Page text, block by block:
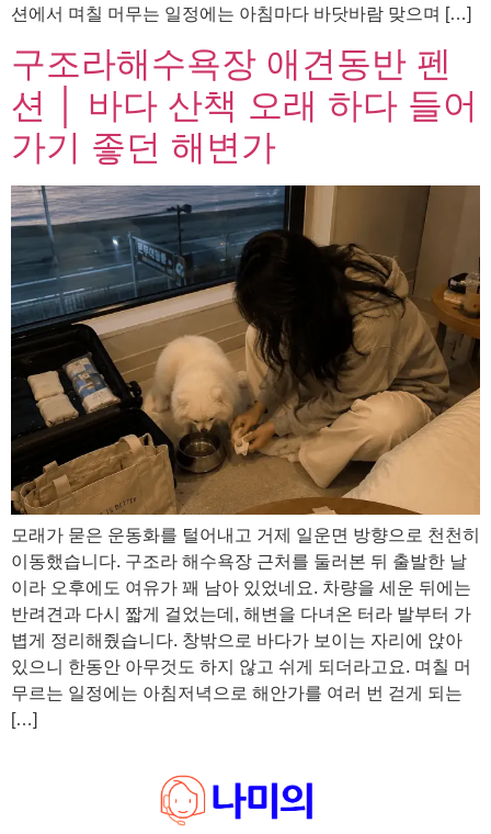
션에서 며칠 머무는 일정에는 아침마다 바닷바람 맞으며 […]
구조라해수욕장 애견동반 펜
션 │ 바다 산책 오래 하다 들어
가기 좋던 해변가
모래가 묻은 운동화를 털어내고 거제 일운면 방향으로 천천히
이동했습니다. 구조라 해수욕장 근처를 둘러본 뒤 출발한 날
이라 오후에도 여유가 꽤 남아 있었네요. 차량을 세운 뒤에는
반려견과 다시 짧게 걸었는데, 해변을 다녀온 터라 발부터 가
볍게 정리해줬습니다. 창밖으로 바다가 보이는 자리에 앉아
있으니 한동안 아무것도 하지 않고 쉬게 되더라고요. 며칠 머
무르는 일정에는 아침저녁으로 해안가를 여러 번 걷게 되는
[…]